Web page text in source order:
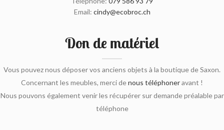
Email: cindy@ecobroc.ch
Don de matériel
Vous pouvez nous déposer vos anciens objets à la boutique de Saxon.
Concernant les meubles, merci denous téléphoneravant !
Nous pouvons également venir les récupérer sur demande préalable par
téléphone